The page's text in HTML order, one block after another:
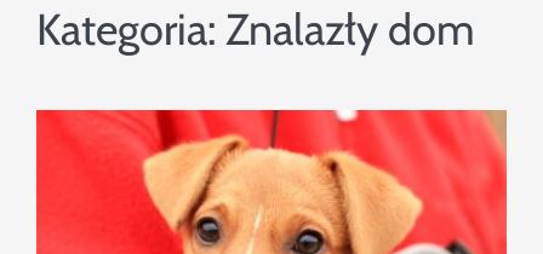
Kategoria: Znalazły dom